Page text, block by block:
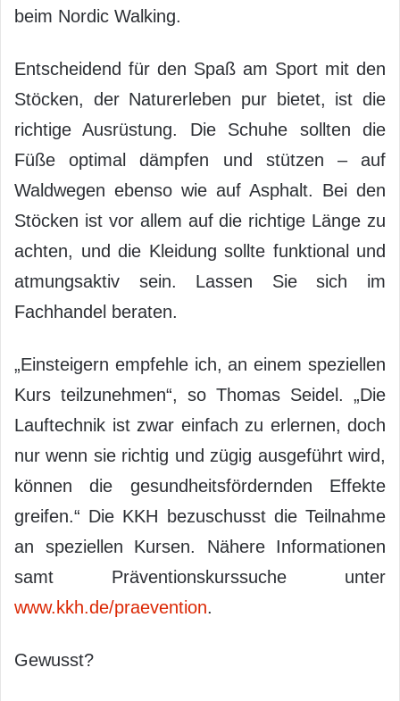
beim Nordic Walking.
Entscheidend für den Spaß am Sport mit den
Stöcken, der Naturerleben pur bietet, ist die
richtige Ausrüstung. Die Schuhe sollten die
Füße optimal dämpfen und stützen – auf
Waldwegen ebenso wie auf Asphalt. Bei den
Stöcken ist vor allem auf die richtige Länge zu
achten, und die Kleidung sollte funktional und
atmungsaktiv sein. Lassen Sie sich im
Fachhandel beraten.
„Einsteigern empfehle ich, an einem speziellen
Kurs teilzunehmen“, so Thomas Seidel. „Die
Lauftechnik ist zwar einfach zu erlernen, doch
nur wenn sie richtig und zügig ausgeführt wird,
können die gesundheitsfördernden Effekte
greifen.“ Die KKH bezuschusst die Teilnahme
an speziellen Kursen. Nähere Informationen
samt Präventionskurssuche unter
www.kkh.de/praevention.
Gewusst?